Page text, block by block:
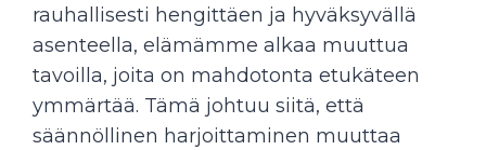
rauhallisesti hengittäen ja hyväksyvällä
asenteella, elämämme alkaa muuttua
tavoilla, joita on mahdotonta etukäteen
ymmärtää. Tämä johtuu siitä, että
säännöllinen harjoittaminen muuttaa